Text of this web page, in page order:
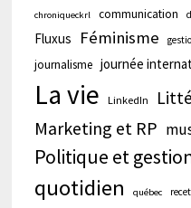
chroniqueckrl communication
Fluxus Féminisme
journalisme journée
La vie LinkedIn
Marketing et RP
Politique et
quotidien québec